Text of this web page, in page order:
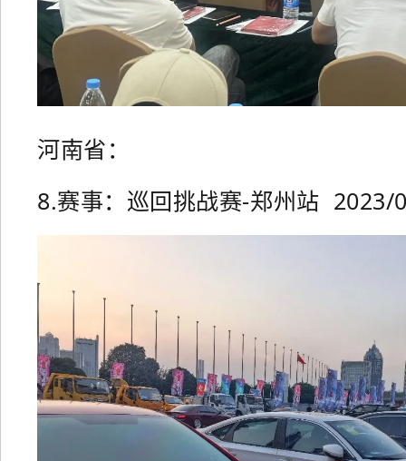
河南省：
8.赛事：巡回挑战赛-郑州站 2023/